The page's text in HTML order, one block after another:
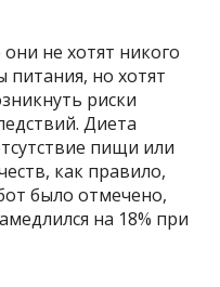
не хотят никого
питания, но хотят
риски
Диета
пищи или
как правило,
было отмечено,
на 18% при